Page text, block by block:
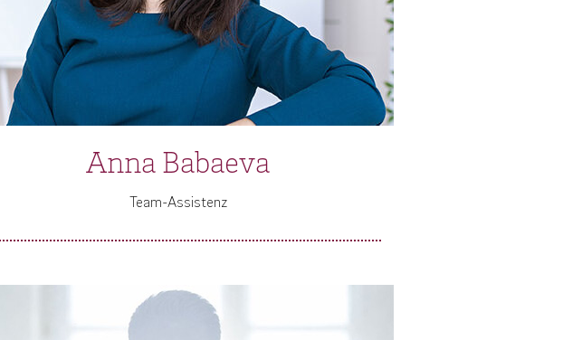
Anna Babaeva
Team-Assistenz